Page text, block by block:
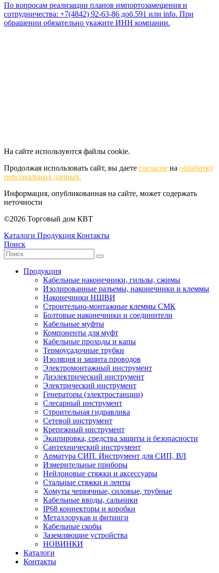
По вопросам реализации планов импортозамещения и
сотрудничества: +7(4842) 92-63-86 доб.591 или info. При
обращении обязательно укажите ИНН компании.
На сайте используются файлы cookie.
Продолжая использовать сайт, вы даете согласие на обработку
персональных данных.
Информация, опубликованная на сайте, может содержать
неточности
©2026 Торговый дом КВТ
Каталоги Продукция Контакты
Поиск
Продукция
Кабельные наконечники, гильзы, сжимы
Изолированные разъемы, наконечники и клеммы
Наконечники НШВИ
Строительно-монтажные клеммы СМК
Болтовые наконечники и соединители
Кабельные муфты
Компоненты для муфт
Кабельные проходы и капы
Термоусадочные трубки
Изоляция и защита проводов
Электромонтажный инструмент
Диэлектрический инструмент
Электрический инструмент
Генераторы (электростанции)
Слесарный инструмент
Строительная гидравлика
Сетевой инструмент
Крепежный инструмент
Экипировка, средства защиты и безопасности
Сантехнический инструмент
Арматура СИП. Инструмент для СИП, ВЛ
Измерительные приборы
Нейлоновые стяжки и аксессуары
Стальные стяжки и ленты
Хомуты червячные, силовые, трубные
Кабельные вводы, сальники
IP68 коннекторы и коробки
Металлорукав и фитинги
Кабельные скобы
Заземляющие устройства
НОВИНКИ
Каталоги
Контакты